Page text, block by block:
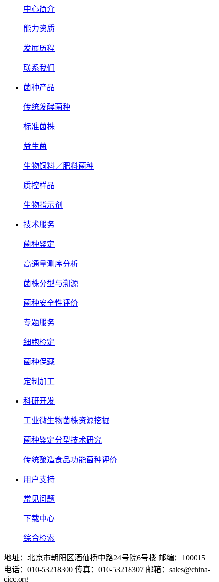
中心简介
能力资质
发展历程
联系我们
菌种产品
传统发酵菌种
标准菌株
益生菌
生物饲料／肥料菌种
质控样品
生物指示剂
技术服务
菌种鉴定
高通量测序分析
菌株分型与溯源
菌种安全性评价
专题服务
细胞检定
菌种保藏
定制加工
科研开发
工业微生物菌株资源挖掘
菌种鉴定分型技术研究
传统酿造食品功能菌种评价
用户支持
常见问题
下载中心
综合检索
地址：北京市朝阳区酒仙桥中路24号院6号楼 邮编：100015
电话：010-53218300 传真：010-53218307 邮箱：sales@china-
cicc.org